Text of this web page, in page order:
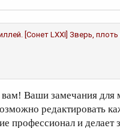
[Сонет LXXI] Зверь,
Ваши замечания для
редактировать
профессионал и делает